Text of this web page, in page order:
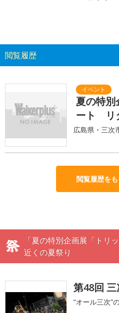
閲覧履歴
夏の特
ート リ
広島県・三次
閲覧履歴を
「夏の特別企画展「トリ
近くの夏祭り
第48回
“オール三次”